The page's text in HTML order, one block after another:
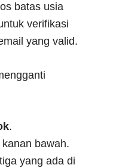
batas usia
verifikasi
yang valid.
.
bawah.
yang ada di